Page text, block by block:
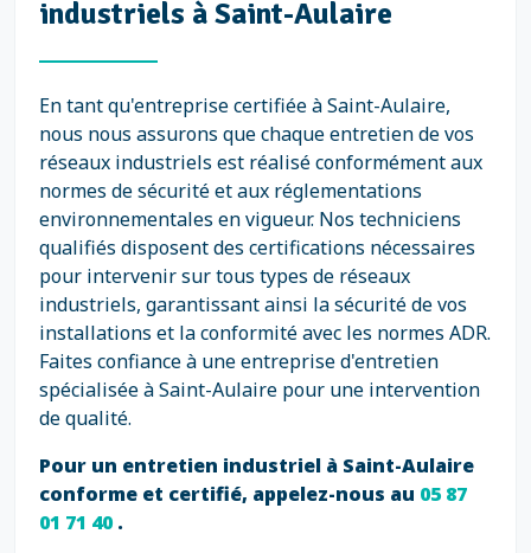
industriels à Saint-Aulaire
En tant qu'entreprise certifiée à Saint-Aulaire,
nous nous assurons que chaque entretien de vos
réseaux industriels est réalisé conformément aux
normes de sécurité et aux réglementations
environnementales en vigueur. Nos techniciens
qualifiés disposent des certifications nécessaires
pour intervenir sur tous types de réseaux
industriels, garantissant ainsi la sécurité de vos
installations et la conformité avec les normes ADR.
Faites confiance à une entreprise d'entretien
spécialisée à Saint-Aulaire pour une intervention
de qualité.
Pour un entretien industriel à Saint-Aulaire
conforme et certifié, appelez-nous au 05 87
01 71 40.